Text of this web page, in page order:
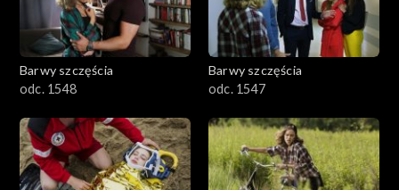
Barwy szczęścia
odc. 1548
Barwy szczęścia
odc. 1547